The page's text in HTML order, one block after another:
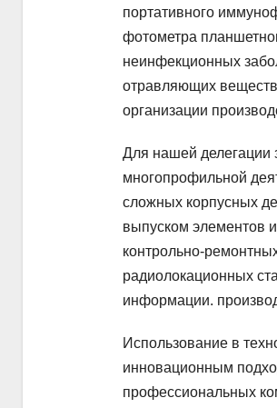
портативного
фотометра
неинфекционных
отравляющих веществ
организации
Для нашей делегации
многопрофильной
сложных корпусных
выпуском элементов
контрольно-
радиолокационных
информации.
Использование в
инновационным
профессиональных